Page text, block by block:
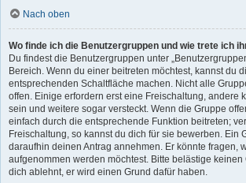
Nach oben
Wo finde ich die Benutzergruppen und wie trete ich
Du findest die Benutzergruppen unter
Bereich. Wenn du einer beitreten möchtest, kannst du
entsprechenden Schaltfläche machen. Nicht alle
offen. Einige erfordern erst eine Freischaltung, andere
sein und weitere sogar versteckt. Wenn die Gruppe
einfach durch die entsprechende Funktion beitreten;
Freischaltung, so kannst du dich für sie bewerben. Ein
daraufhin deinen Antrag annehmen. Er könnte fragen,
aufgenommen werden möchtest. Bitte belästige
dich ablehnt, er wird einen Grund dafür haben.